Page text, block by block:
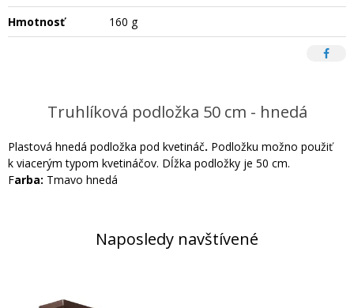
Hmotnosť
160 g
Truhlíková podložka 50 cm - hnedá
Plastová hnedá podložka pod kvetináč. Podložku možno použiť
k viacerým typom kvetináčov. Dĺžka podložky je 50 cm.
Farba: Tmavo hnedá
Naposledy navštívené